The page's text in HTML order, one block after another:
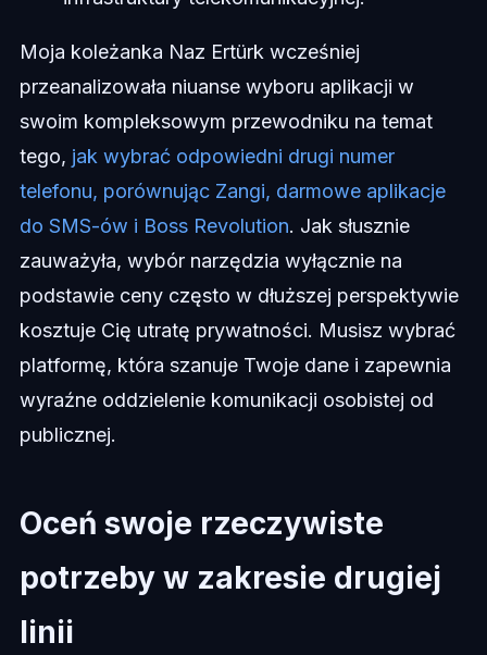
Moja koleżanka Naz Ertürk wcześniej
przeanalizowała niuanse wyboru aplikacji w
swoim kompleksowym przewodniku na temat
tego, jak wybrać odpowiedni drugi numer
telefonu, porównując Zangi, darmowe aplikacje
do SMS-ów i Boss Revolution. Jak słusznie
zauważyła, wybór narzędzia wyłącznie na
podstawie ceny często w dłuższej perspektywie
kosztuje Cię utratę prywatności. Musisz wybrać
platformę, która szanuje Twoje dane i zapewnia
wyraźne oddzielenie komunikacji osobistej od
publicznej.
Oceń swoje rzeczywiste
potrzeby w zakresie drugiej
linii